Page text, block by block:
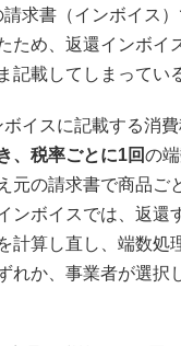
請求書（インボイス
ため、返還インボイ
記載してしまってい
イスに記載する消費
、税率ごとに1回の
元の請求書で商品ご
ンボイスでは、返還
計算し直し、端数処
れか、事業者が選択